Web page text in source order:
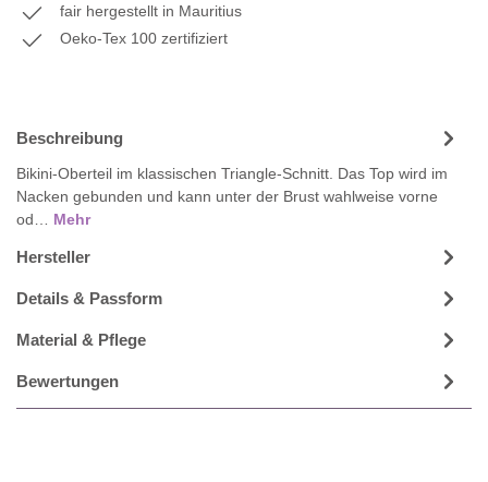
fair hergestellt in Mauritius
Oeko-Tex 100 zertifiziert
Beschreibung
Bikini-Oberteil im klassischen Triangle-Schnitt. Das Top wird im
Nacken gebunden und kann unter der Brust wahlweise vorne
od… Mehr
Hersteller
Details & Passform
Material & Pflege
Bewertungen